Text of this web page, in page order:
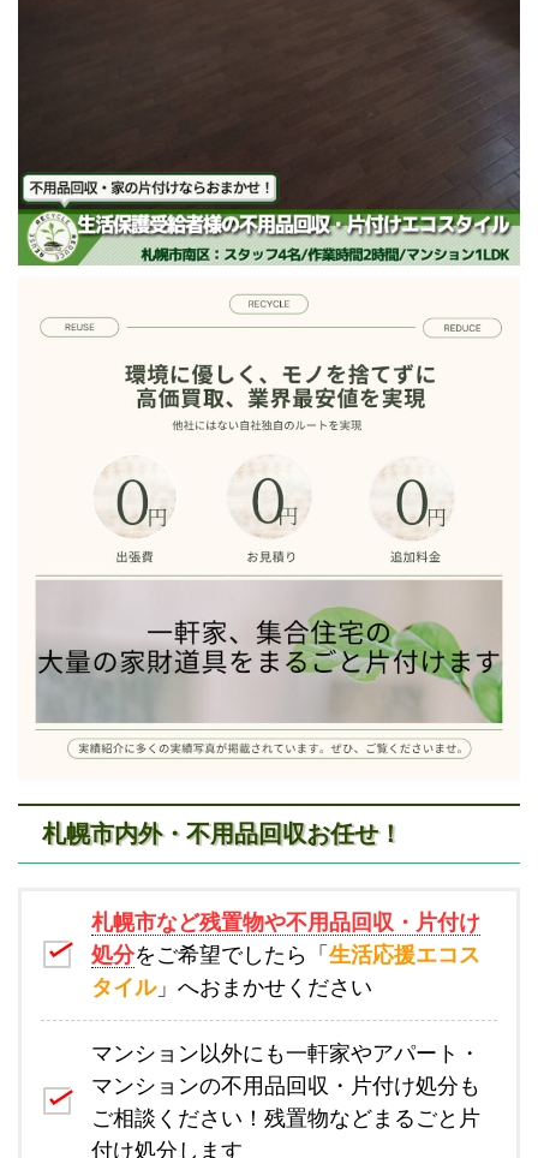
札幌市内外・不用品回収お任せ！
札幌市など残置物や不用品回収・片付け
処分をご希望でしたら「 生活応援エコス
タイル」へおまかせください
マンション以外にも一軒家やアパート・
マンションの不用品回収・片付け処分も
ご相談ください！残置物などまるごと片
付け処分します